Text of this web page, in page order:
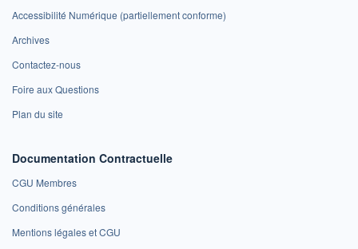
Accessibilité Numérique (partiellement conforme)
Archives
Contactez-nous
Foire aux Questions
Plan du site
Documentation Contractuelle
CGU Membres
Conditions générales
Mentions légales et CGU